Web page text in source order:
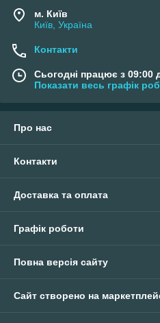
м. Київ
Київ, Україна
Контакти
Сьогодні працює з 09:00
Показати весь графік
Про нас
Контакти
Доставка та оплата
Графік роботи
Повна версія сайту
Сайт створено на